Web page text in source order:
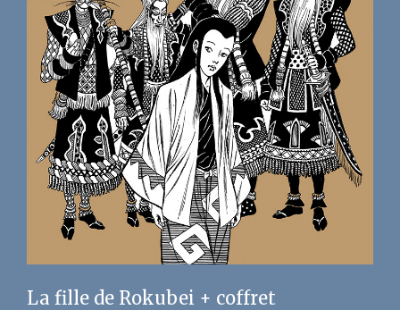
La fille de Rokubei + coffret